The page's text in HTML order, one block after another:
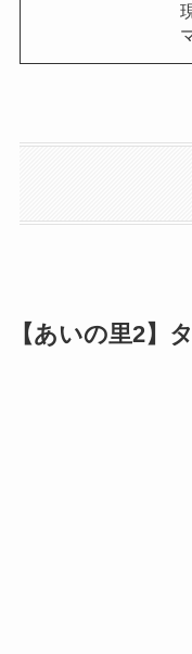
【あいの里2】